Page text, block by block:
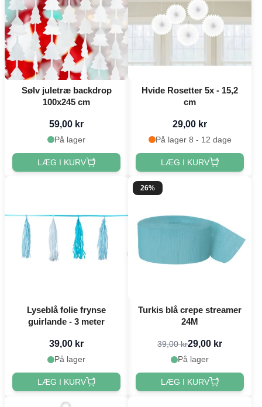
Sølv juletræ backdrop
100x245 cm
59,00 kr
På lager
LÆG I KURV
Hvide Rosetter 5x - 15,2
cm
29,00 kr
På lager 8 - 12 dage
LÆG I KURV
Lyseblå folie frynse
guirlande - 3 meter
39,00 kr
På lager
LÆG I KURV
26%
Turkis blå crepe streamer
24M
39,00 kr29,00 kr
På lager
LÆG I KURV